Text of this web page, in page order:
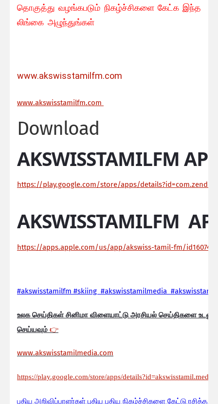
தொகுத்து வழங்கபடும் நிகழ்ச்சிகளை கேட்க இந்த
லிங்கை அழுந்துங்கள்
www.akswisstamilfm.com
www.akswisstamilfm.com
Download
AKSWISSTAMILFM
https://play.google.com/store/apps/
AKSWISSTAMILFM
https://apps.apple.com/us/app/akswiss-tamil-fm/
#akswisstamilfm #skiing #akswisstamilmedia
உலக செய்திகள் சினிமா விளையாட்டு அரசியல் செய்திகளை
செய்யவும் 👉
www.akswisstamilmedia.com
https://play.google.com/store/apps/details?id=akswisstamil.media
புதிய அறிவிப்பாளர்கள் புதிய புதிய நிகழ்ச்சிகளை கேட்டு ரசித்த